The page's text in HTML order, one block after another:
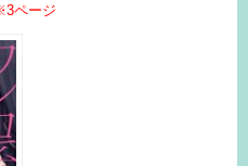
ページ